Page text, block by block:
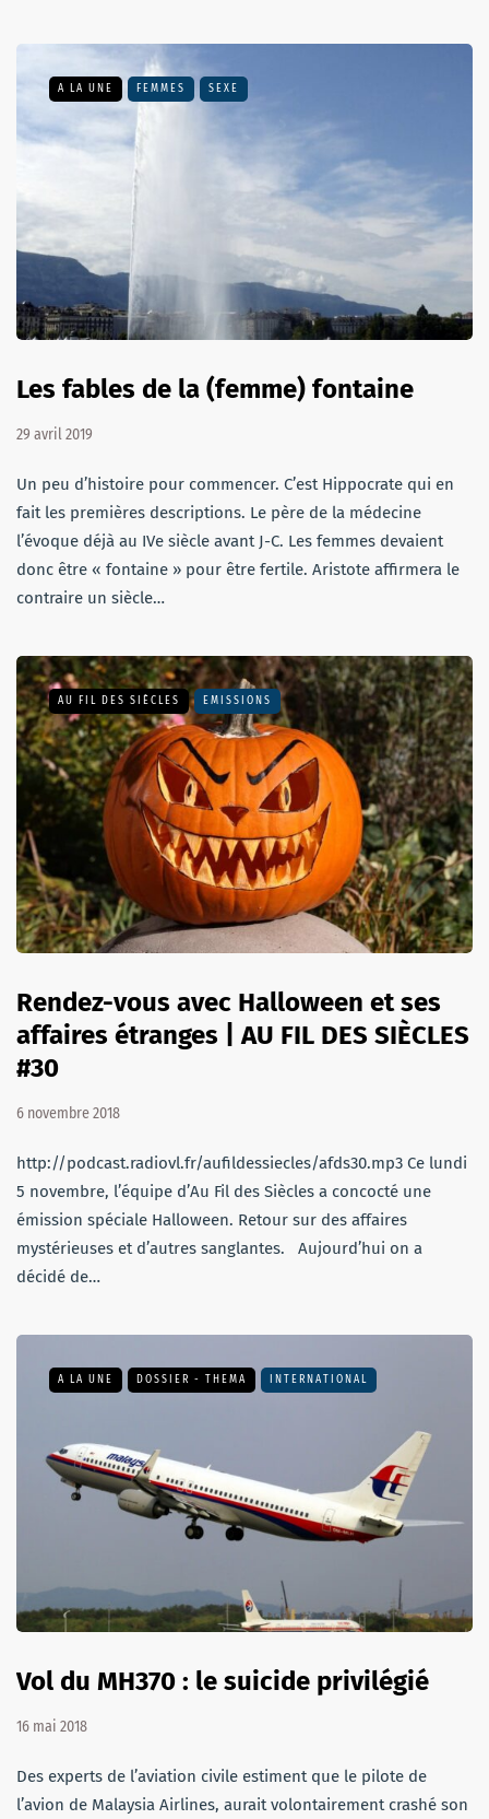
A LA UNE FEMMES SEXE
Les fables de la (femme) fontaine
29 avril 2019
Un peu d’histoire pour commencer. C’est Hippocrate qui en
fait les premières descriptions. Le père de la médecine
l’évoque déjà au IVe siècle avant J-C. Les femmes devaient
donc être « fontaine » pour être fertile. Aristote affirmera le
contraire un siècle…
AU FIL DES SIÈCLES EMISSIONS
Rendez-vous avec Halloween et ses
affaires étranges | AU FIL DES SIÈCLES
#30
6 novembre 2018
http://podcast.radiovl.fr/aufildessiecles/afds30.mp3 Ce lundi
5 novembre, l’équipe d’Au Fil des Siècles a concocté une
émission spéciale Halloween. Retour sur des affaires
mystérieuses et d’autres sanglantes. Aujourd’hui on a
décidé de…
A LA UNE DOSSIER - THEMA INTERNATIONAL
Vol du MH370 : le suicide privilégié
16 mai 2018
Des experts de l’aviation civile estiment que le pilote de
l’avion de Malaysia Airlines, aurait volontairement crashé son